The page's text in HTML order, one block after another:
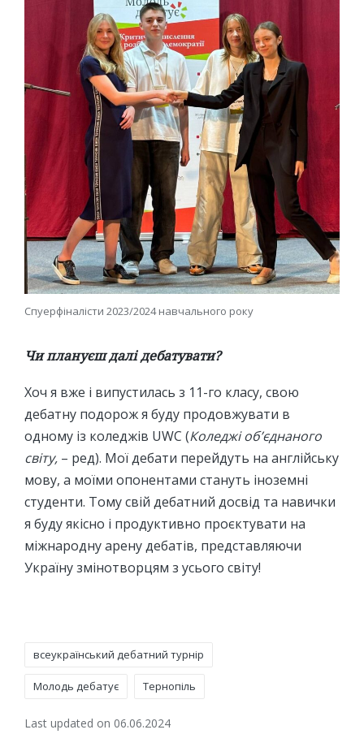
Спуерфіналісти 2023/2024 навчального року
Чи плануєш далі дебатувати?
Хоч я вже і випустилась з 11-го класу, свою
дебатну подорож я буду продовжувати в
одному із коледжів UWC (Коледжі об’єднаного
світу, – ред). Мої дебати перейдуть на англійську
мову, а моїми опонентами стануть іноземні
студенти. Тому свій дебатний досвід та навички
я буду якісно і продуктивно проєктувати на
міжнародну арену дебатів, представляючи
Україну змінотворцям з усього світу!
всеукраїнський дебатний турнір
Молодь дебатує Тернопіль
Last updated on 06.06.2024